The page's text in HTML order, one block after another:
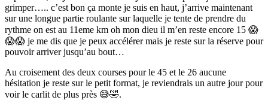
grimper….. c’est bon ça monte je suis en haut, j’arrive maintenant
sur une longue partie roulante sur laquelle je tente de prendre du
rythme on est au 11eme km oh mon dieu il m’en reste encore 15 😱
😱😱 je me dis que je peux accélérer mais je reste sur la réserve pour
pouvoir arriver jusqu’au bout…
Au croisement des deux courses pour le 45 et le 26 aucune
hésitation je reste sur le petit format, je reviendrais un autre jour pour
voir le carlit de plus près 😅🤣.